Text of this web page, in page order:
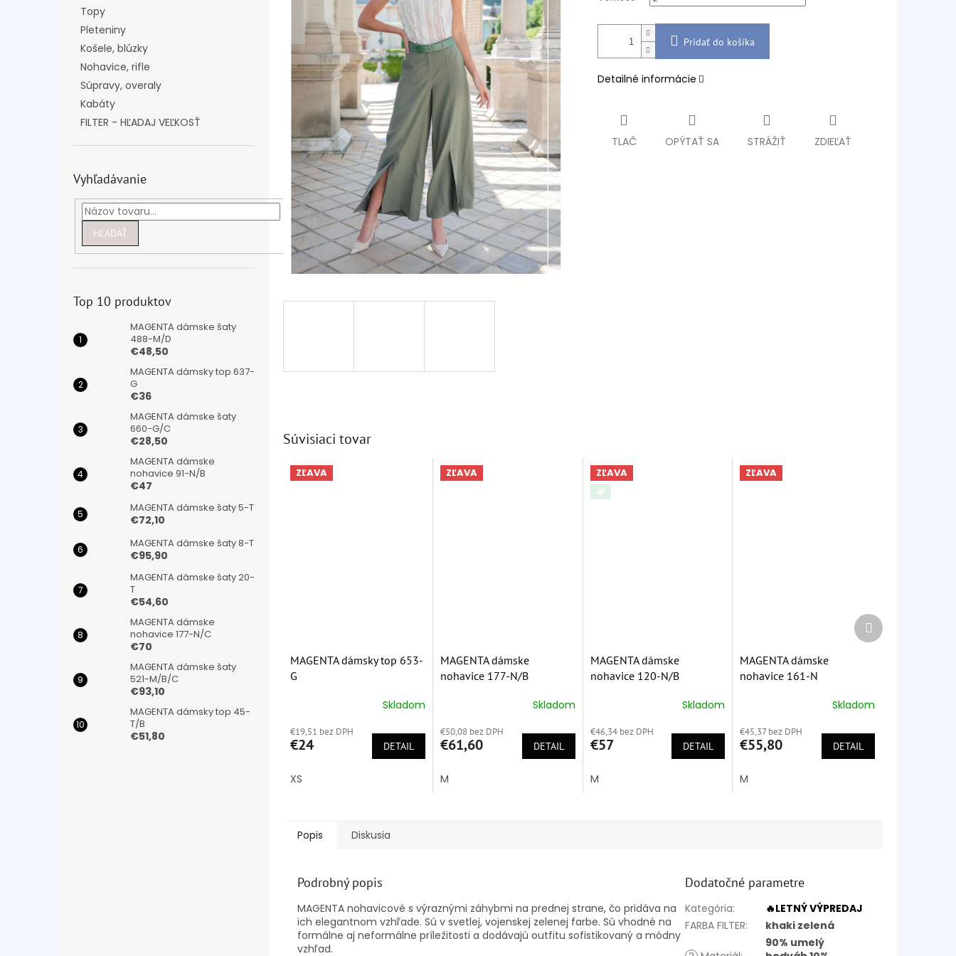
Topy
Pleteniny
Košele, blúzky
Nohavice, rifle
Súpravy, overaly
Kabáty
FILTER - HĽADAJ VEĽKOSŤ
Vyhľadávanie
HĽADAŤ
Top 10 produktov
MAGENTA dámske šaty
488-M/D
€48,50
MAGENTA dámsky top 637-
G
€36
MAGENTA dámske šaty
660-G/C
€28,50
MAGENTA dámske
nohavice 91-N/B
€47
MAGENTA dámske šaty 5-T
€72,10
MAGENTA dámske šaty 8-T
€95,90
MAGENTA dámske šaty 20-
T
€54,60
MAGENTA dámske
nohavice 177-N/C
€70
MAGENTA dámske šaty
521-M/B/C
€93,10
MAGENTA dámsky top 45-
T/B
€51,80
Pridať do košíka
Detailné informácie
TLAČ OPÝTAŤ SA STRÁŽIŤ ZDIEĽAŤ
Súvisiaci tovar
ZĽAVA
MAGENTA dámsky top 653-
G
produktu
je
z
Skladom
€19,51 bez DPH
€24 DETAIL
XS
ZĽAVA
MAGENTA dámske
nohavice 177-N/B
produktu
je
z
Skladom
€50,08 bez DPH
€61,60 DETAIL
M
ZĽAVA
🌿
MAGENTA dámske
nohavice 120-N/B
produktu
je
z
Skladom
€46,34 bez DPH
€57 DETAIL
M
ZĽAVA
MAGENTA dámske
nohavice 161-N
produktu
je
z
Skladom
€45,37 bez DPH
€55,80 DETAIL
M
Ďalší
produkt
Popis Diskusia
Podrobný popis
MAGENTA nohavicové s výraznými záhybmi na prednej strane, čo pridáva na
ich elegantnom vzhľade. Sú v svetlej, vojenskej zelenej farbe. Sú vhodné na
formálne aj neformálne príležitosti a dodávajú outfitu sofistikovaný a módny
vzhľad.
Dodatočné parametre
Kategória:
🔥LETNÝ VÝPREDAJ
FARBA FILTER: khaki zelená
90% umelý